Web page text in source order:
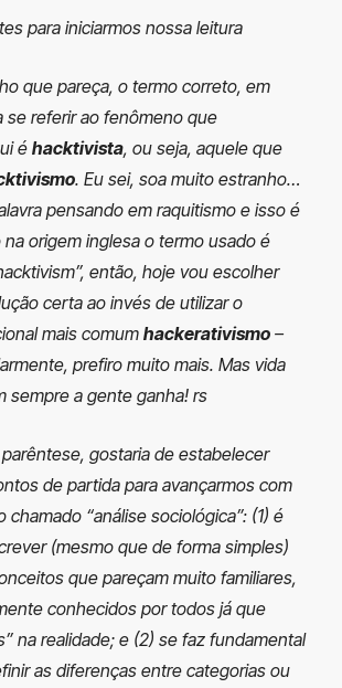
para iniciarmos nossa leitura
que pareça, o termo correto, em
se referir ao fenômeno que
é hacktivista, ou seja, aquele que
. Eu sei, soa muito estranho…
pensando em raquitismo e isso é
origem inglesa o termo usado é
então, hoje vou escolher
certa ao invés de utilizar o
mais comum hackerativismo –
prefiro muito mais. Mas vida
sempre a gente ganha! rs
gostaria de estabelecer
de partida para avançarmos com
chamado “análise sociológica”: (1) é
(mesmo que de forma simples)
que pareçam muito familiares,
conhecidos por todos já que
na realidade; e (2) se faz fundamental
as diferenças entre categorias ou